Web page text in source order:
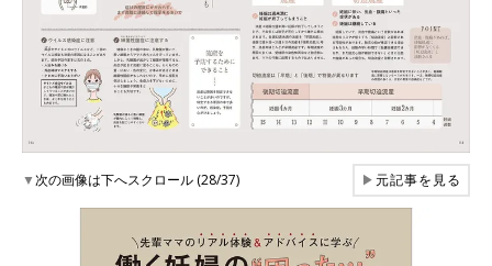
▼次の画像は下へスクロール (28/37) ▶元記事を見る